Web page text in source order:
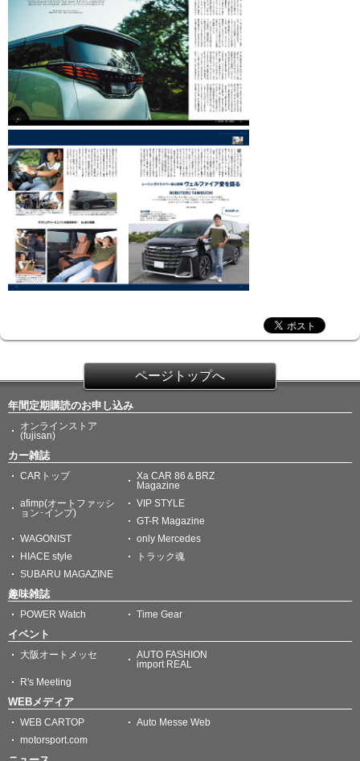
ページトップへ
年間定期購読のお申し込み
オンラインストア
(fujisan)
カー雑誌
CARトップ
Xa CAR 86＆BRZ
Magazine
afimp(オートファッシ
ョン･インプ)
VIP STYLE
GT-R Magazine
WAGONIST
only Mercedes
HIACE style
トラック魂
SUBARU MAGAZINE
趣味雑誌
POWER Watch Time Gear
イベント
大阪オートメッセ
AUTO FASHION
import REAL
R's Meeting
WEBメディア
WEB CARTOP
Auto Messe Web
motorsport.com